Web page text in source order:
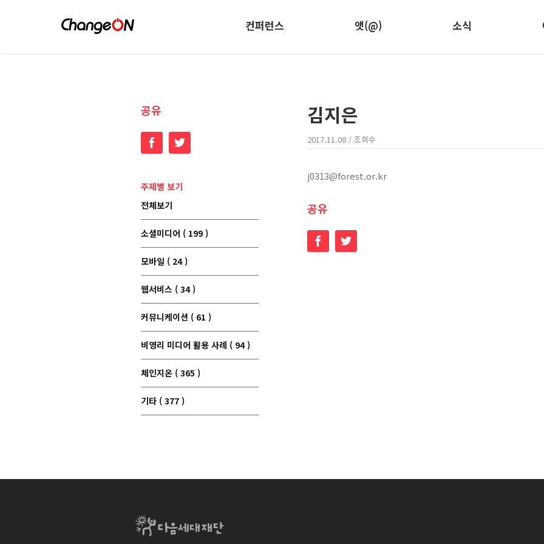
컨퍼런스 앳(@) 소식
김지은
2017.11.08 / 조회수
j0313@forest.or.kr
공유
FacebookTwitter
공유
FacebookTwitter
주제별 보기
전체보기
소셜미디어 ( 199 )
모바일 ( 24 )
웹서비스 ( 34 )
커뮤니케이션 ( 61 )
비영리 미디어 활용 사례 ( 94 )
체인지온 ( 365 )
기타 ( 377 )